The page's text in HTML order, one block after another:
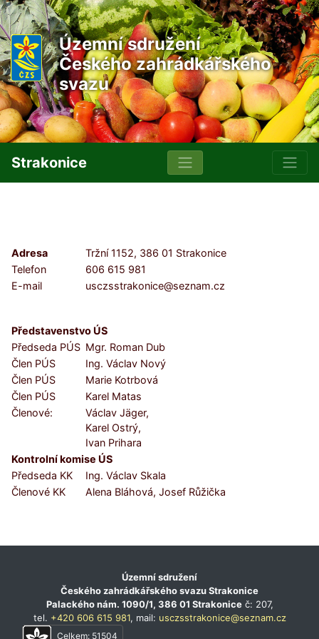
Územní sdružení
Českého zahrádkářského
svazu
Strakonice
Adresa
Tržní 1152, 386 01 Strakonice
Telefon
606 615 981
E-mail
usczsstrakonice@seznam.cz
Představenstvo ÚS
Předseda PÚS Mgr. Roman Dub
Člen PÚS
Ing. Václav Nový
Člen PÚS
Marie Kotrbová
Člen PÚS
Karel Matas
Členové:
Václav Jäger,
Karel Ostrý,
Ivan Prihara
Kontrolní komise ÚS
Předseda KK
Ing. Václav Skala
Členové KK
Alena Bláhová, Josef Růžička
Územní sdružení
Českého zahrádkářského svazu Strakonice
Palackého nám. 1090/1, 386 01 Strakoniceč: 207,
tel. +420 606 615 981, mail: usczsstrakonice@seznam.cz
Celkem: 51504